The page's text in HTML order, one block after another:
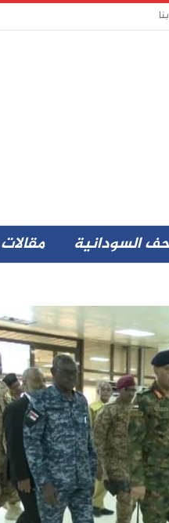
السودانية مقالات